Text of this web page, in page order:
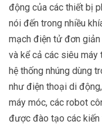
động của các thiết bị
nói đến trong nhiều
mạch điện tử đơn giản
và kể cả các siêu
hệ thống nhúng dùng
như điện thoại di
máy móc, các robot
được đào tạo các